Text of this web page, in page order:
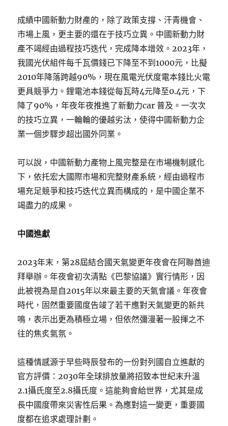
成績中國新動力財產的，除了政策支撐、汗青機會、
市場上風，更主要的還在于技巧立異。中國新動力財
產不竭經由過程技巧迭代，完成降本增效。2023年，
我國光伏組件每千瓦價錢已下降至不到1000元，比擬
2010年降落跨越90%，現在風電光伏度電本錢比火電
更具競爭力。鋰電池本錢從每瓦時4元降至0.4元，下
降了90%，年夜年夜推進了新動力car 普及。一次次
的技巧立異，一輪輪的優越劣汰，使得中國新動力企
業一個步驟步超出國外同業。
可以說，中國新動力產物上風完整是在市場機制感化
下，依托宏大國際市場和完整財產系統，經由過程市
場充足競爭和技巧迭代立異而構成的，是中國企業不
竭盡力的成果。
中國進獻
2023年末，第28屆結合國天氣變更年夜會在阿聯酋迪
拜舉辦。年夜會初次清點《巴黎協議》實行情形，因
此被視為是自2015年以來最主要的天氣會議。年夜會
時代，固然重要國度告竣了若干應對天氣變更的新共
鳴，表示出更為積極立場，但依然彌漫著一股揮之不
往的焦炙氣氛。
這種情感源于早些時辰發布的一份對列國自立進獻的
官方評價：2030年全球排放量將招致本世紀末升溫
2.1攝氏度至2.8攝氏度。這能夠會給世界，尤其是成
長中國度帶來災害性后果。為應對這一變更，重要國
度都在追求處理計劃。